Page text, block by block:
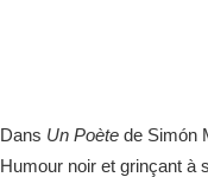
Dans Un Poète de Simón
Humour noir et grinçant à